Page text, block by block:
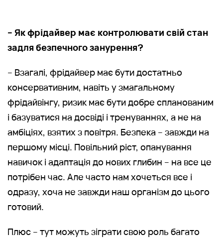
– Як фрідайвер має контролювати свій стан
задля безпечного занурення?
– Взагалі, фрідайвер має бути достатньо
консервативним, навіть у змагальному
фрідайвінгу, ризик має бути добре спланованим
і базуватися на досвіді і тренуваннях, а не на
амбіціях, взятих з повітря. Безпека – завжди на
першому місці. Повільний ріст, опанування
навичок і адаптація до нових глибин – на все це
потрібен час. Але часто нам хочеться все і
одразу, хоча не завжди наш організм до цього
готовий.
Плюс – тут можуть зіграти свою роль багато